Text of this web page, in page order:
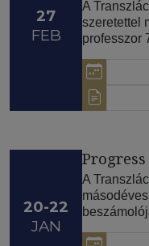
27
FEB
A
szeretettel
professzor
20-22
JAN
Progress
A